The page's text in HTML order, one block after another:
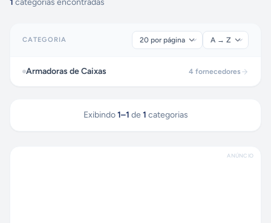
1 categorias encontradas
CATEGORIA
Armadoras de Caixas 4 fornecedores
Exibindo 1–1 de 1 categorias
ANÚNCIO